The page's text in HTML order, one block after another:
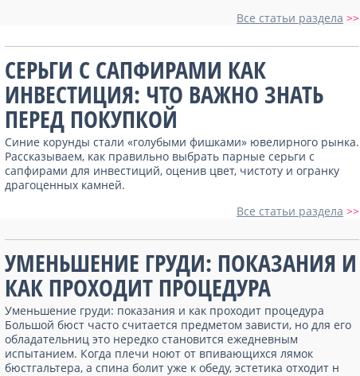
Все статьи раздела >>
СЕРЬГИ С САПФИРАМИ КАК
ИНВЕСТИЦИЯ: ЧТО ВАЖНО ЗНАТЬ
ПЕРЕД ПОКУПКОЙ
Синие корунды стали «голубыми фишками» ювелирного рынка.
Рассказываем, как правильно выбрать парные серьги с
сапфирами для инвестиций, оценив цвет, чистоту и огранку
драгоценных камней.
Все статьи раздела >>
УМЕНЬШЕНИЕ ГРУДИ: ПОКАЗАНИЯ И
КАК ПРОХОДИТ ПРОЦЕДУРА
Уменьшение груди: показания и как проходит процедура
Большой бюст часто считается предметом зависти, но для его
обладательниц это нередко становится ежедневным
испытанием. Когда плечи ноют от впивающихся лямок
бюстгальтера, а спина болит уже к обеду, эстетика отходит н